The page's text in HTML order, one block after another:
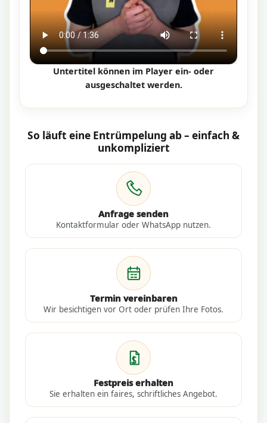
Untertitel können im Player ein- oder
ausgeschaltet werden.
So läuft eine Entrümpelung ab – einfach &
unkompliziert
Anfrage senden
Kontaktformular oder WhatsApp nutzen.
Termin vereinbaren
Wir besichtigen vor Ort oder prüfen Ihre Fotos.
Festpreis erhalten
Sie erhalten ein faires, schriftliches Angebot.